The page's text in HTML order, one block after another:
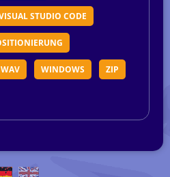
STUDIO CODE
WAV WINDOWS ZIP